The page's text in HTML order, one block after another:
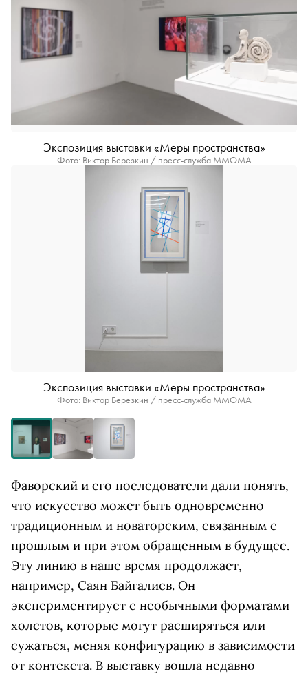
Экспозиция выставки «Меры пространства»
Фото: Виктор Берёзкин / пресс-служба ММОМА
Экспозиция выставки «Меры пространства»
Фото: Виктор Берёзкин / пресс-служба ММОМА
Фаворский и его последователи дали понять,
что искусство может быть одновременно
традиционным и новаторским, связанным с
прошлым и при этом обращенным в будущее.
Эту линию в наше время продолжает,
например, Саян Байгалиев. Он
экспериментирует с необычными форматами
холстов, которые могут расширяться или
сужаться, меняя конфигурацию в зависимости
от контекста. В выставку вошла недавно